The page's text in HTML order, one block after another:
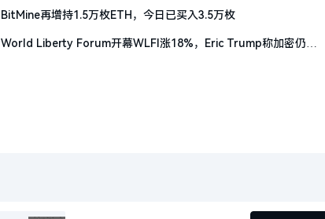
BitMine再增持1.5万枚ETH，今日已买入3.5万枚
World Liberty Forum开幕WLFI涨18%，Eric Trump称加密仍处